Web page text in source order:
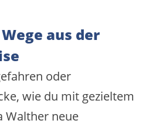
aus der
oder
wie du mit gezieltem
Walther neue